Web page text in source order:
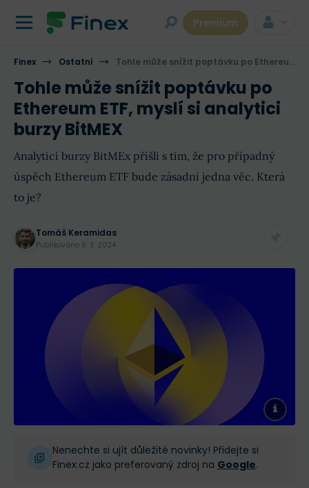
Premium
Finex Ostatní Tohle může snížit poptávku po Ethereum ETF, myslí si analytici burzy BitMEX
Tohle může snížit poptávku po
Ethereum ETF, myslí si analytici
burzy BitMEX
Analytici burzy BitMEx přišli s tím, že pro případný
úspěch Ethereum ETF bude zásadní jedna věc. Která
to je?
Tomáš Keramidas
Publikováno 8. 3. 2024
Nenechte si ujít důležité novinky! Přidejte si
Finex.cz jako preferovaný zdroj na Google.